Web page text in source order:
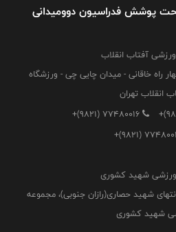
پوشش فدراسیون دوومیدانی
آفتاب انقلاب
راه خاقانی - میدان چایی چی - ورزشگاه
انقلاب تهران
+(9821) 77480016
+(9821)
شهید کشوری
انتهای شهید حصاری(رازان جنوبی)، مجموعه
شهید کشوری